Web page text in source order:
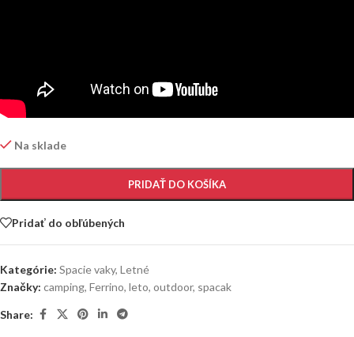
Na sklade
PRIDAŤ DO KOŠÍKA
Pridať do obľúbených
Kategórie: Spacie vaky, Letné
Značky: camping, Ferrino, leto, outdoor, spacak
Share: